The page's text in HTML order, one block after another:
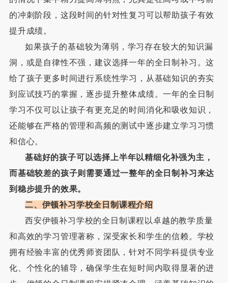
的冲刺阶段，这段时间的针对性复习可以帮助孩子有效
提升成绩。
如果孩子的基础较为薄弱，学习存在较大的知识漏
洞，或是自律性不强，建议选择一年的全日制补习。这
给了孩子更多时间进行系统性学习，从基础知识的夯实
到应试技巧的掌握，逐步提升整体成绩。一年的全日制
学习不仅可以让孩子有更充足的时间消化和吸收知识，
还能够在严格的管理和高频的测试中逐步建立学习习惯
和信心。
基础好的孩子可以选择上半年以精细化补强为主，
而基础较差的孩子则需要通过一整年的全日制补习来达
到稳步提升的效果。
二、 伊顿补习学校全日制课程介绍
西安伊顿补习学校的全日制课程以卓越的教学质量
和高效的学习管理著称，深受家长和学生的信赖。学校
拥有经验丰富的优秀师资团队，针对不同学科提供专业
化、个性化的辅导，确保学生在短时间内取得显著的进